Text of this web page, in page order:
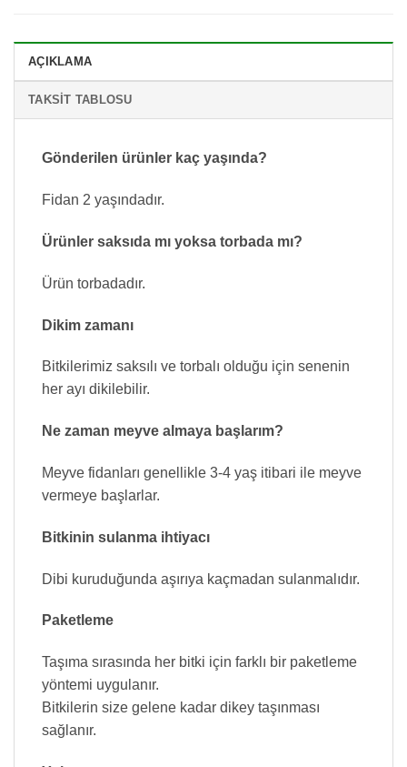
AÇIKLAMA
TAKSIT TABLOSU
Gönderilen ürünler kaç yaşında?
Fidan 2 yaşındadır.
Ürünler saksıda mı yoksa torbada mı?
Ürün torbadadır.
Dikim zamanı
Bitkilerimiz saksılı ve torbalı olduğu için senenin
her ayı dikilebilir.
Ne zaman meyve almaya başlarım?
Meyve fidanları genellikle 3-4 yaş itibari ile meyve
vermeye başlarlar.
Bitkinin sulanma ihtiyacı
Dibi kuruduğunda aşırıya kaçmadan sulanmalıdır.
Paketleme
Taşıma sırasında her bitki için farklı bir paketleme
yöntemi uygulanır.
Bitkilerin size gelene kadar dikey taşınması
sağlanır.